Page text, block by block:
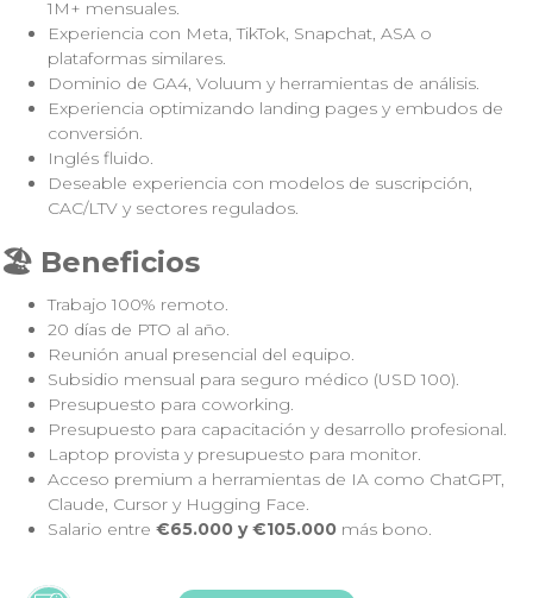
1M+ mensuales.
Experiencia con Meta, TikTok, Snapchat, ASA o
plataformas similares.
Dominio de GA4, Voluum y herramientas de análisis.
Experiencia optimizando landing pages y embudos de
conversión.
Inglés fluido.
Deseable experiencia con modelos de suscripción,
CAC/LTV y sectores regulados.
🏖️ Beneficios
Trabajo 100% remoto.
20 días de PTO al año.
Reunión anual presencial del equipo.
Subsidio mensual para seguro médico (USD 100).
Presupuesto para coworking.
Presupuesto para capacitación y desarrollo profesional.
Laptop provista y presupuesto para monitor.
Acceso premium a herramientas de IA como ChatGPT,
Claude, Cursor y Hugging Face.
Salario entre €65.000 y €105.000 más bono.